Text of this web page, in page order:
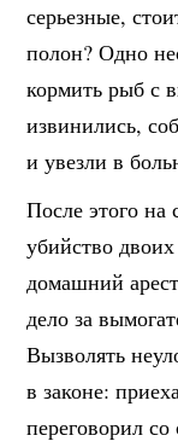
серьезные,
полон? Одно
кормить рыб с
извинились,
и увезли в
После этого на
убийство
домашний
дело за
Вызволять
в законе:
переговорил со